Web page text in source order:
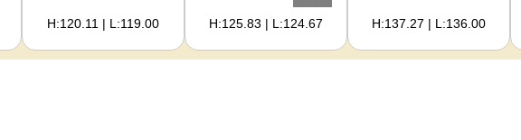
H:137.27 | L:136.00
H:125.83 | L:124.67
H:120.11 | L:119.00